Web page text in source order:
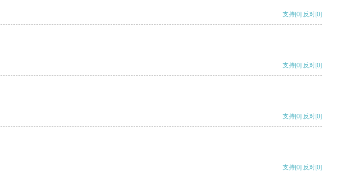
支持[0] 反对[0]
支持[0] 反对[0]
支持[0] 反对[0]
支持[0] 反对[0]